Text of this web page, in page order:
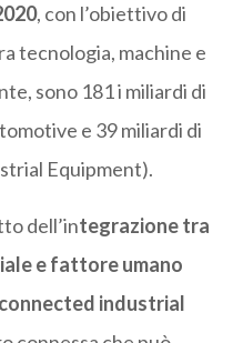
, con l’obiettivo di
tecnologia, machine e
sono 181 i miliardi di
e 39 miliardi di
Equipment).
dell’integrazione tra
e fattore umano
connected industrial